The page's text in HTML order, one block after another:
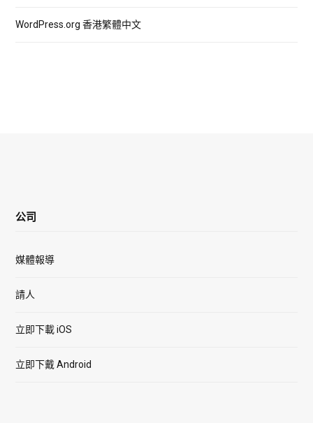
WordPress.org 香港繁體中文
公司
媒體報導
請人
立即下載 iOS
立即下戴 Android